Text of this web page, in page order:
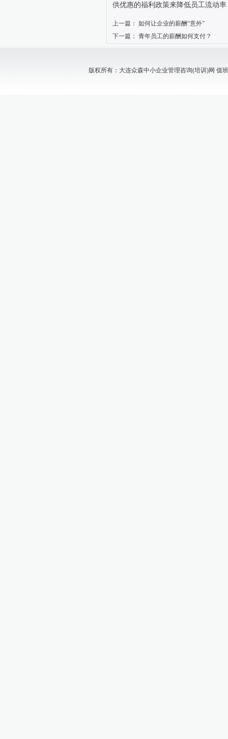
供优惠的福利政策来降低员工流动
上一篇： 如何让企业的薪酬“意外”
下一篇： 青年员工的薪酬如何支付？
版权所有：大连众森中小企业管理咨询(培训)网 值